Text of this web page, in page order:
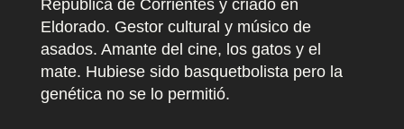
n
e
s
República de Corrientes y criado en
Eldorado. Gestor cultural y músico de
asados. Amante del cine, los gatos y el
mate. Hubiese sido basquetbolista pero la
genética no se lo permitió.